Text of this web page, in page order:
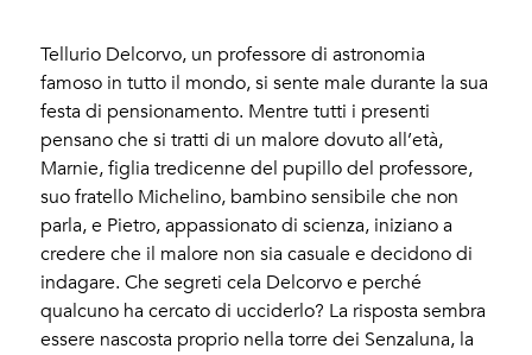
Tellurio Delcorvo, un professore di astronomia
famoso in tutto il mondo, si sente male durante la sua
festa di pensionamento. Mentre tutti i presenti
pensano che si tratti di un malore dovuto all’età,
Marnie, figlia tredicenne del pupillo del professore,
suo fratello Michelino, bambino sensibile che non
parla, e Pietro, appassionato di scienza, iniziano a
credere che il malore non sia casuale e decidono di
indagare. Che segreti cela Delcorvo e perché
qualcuno ha cercato di ucciderlo? La risposta sembra
essere nascosta proprio nella torre dei Senzaluna, la